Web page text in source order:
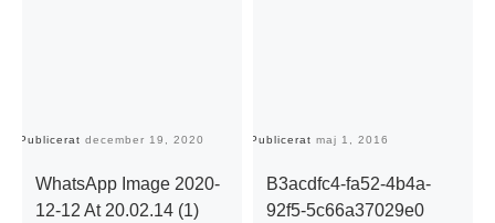
Publicerat december 19, 2020
WhatsApp Image 2020-
12-12 At 20.02.14 (1)
Publicerat maj 1, 2016
B3acdfc4-fa52-4b4a-
92f5-5c66a37029e0